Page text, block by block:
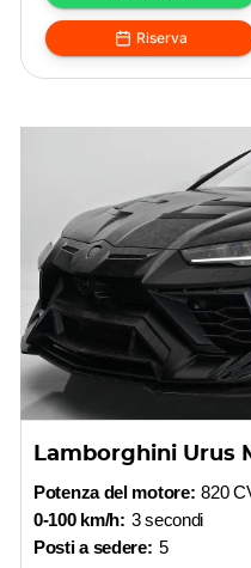
Riserva
Lamborghini Urus
Potenza del motore: 820
0-100 km/h: 3 secondi
Posti a sedere: 5